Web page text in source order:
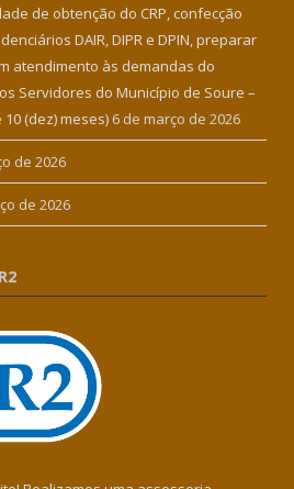
de obtenção do CRP, confecção
DAIR, DIPR e DPIN, preparar
atendimento às demandas do
Servidores do Município de Soure –
(dez) meses) 6 de março de 2026
de 2026
de 2026